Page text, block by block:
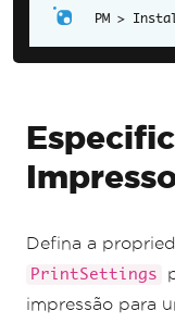
Defina a
PrintSettings
impressão para